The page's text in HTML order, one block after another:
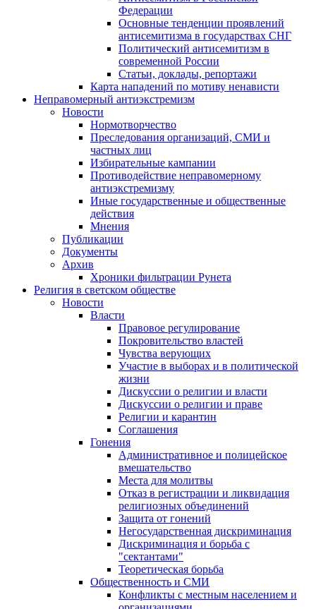
Федерации
Основные тенденции проявлений
антисемитизма в государствах СНГ
Политический антисемитизм в
современной России
Статьи, доклады, репортажи
Карта нападений по мотиву ненависти
Неправомерный антиэкстремизм
Новости
Нормотворчество
Преследования организаций, СМИ и
частных лиц
Избирательные кампании
Противодействие неправомерному
антиэкстремизму
Иные государственные и общественные
действия
Мнения
Публикации
Документы
Архив
Хроники фильтрации Рунета
Религия в светском обществе
Новости
Власти
Правовое регулирование
Покровительство властей
Чувства верующих
Участие в выборах и в политической
жизни
Дискуссии о религии и власти
Дискуссии о религии и праве
Религии и карантин
Соглашения
Гонения
Административное и полицейское
вмешательство
Места для молитвы
Отказ в регистрации и ликвидация
религиозных объединений
Защита от гонений
Негосударственная дискриминация
Дискриминация и борьба с
"сектантами"
Теоретическая борьба
Общественность и СМИ
Конфликты с местным населением и